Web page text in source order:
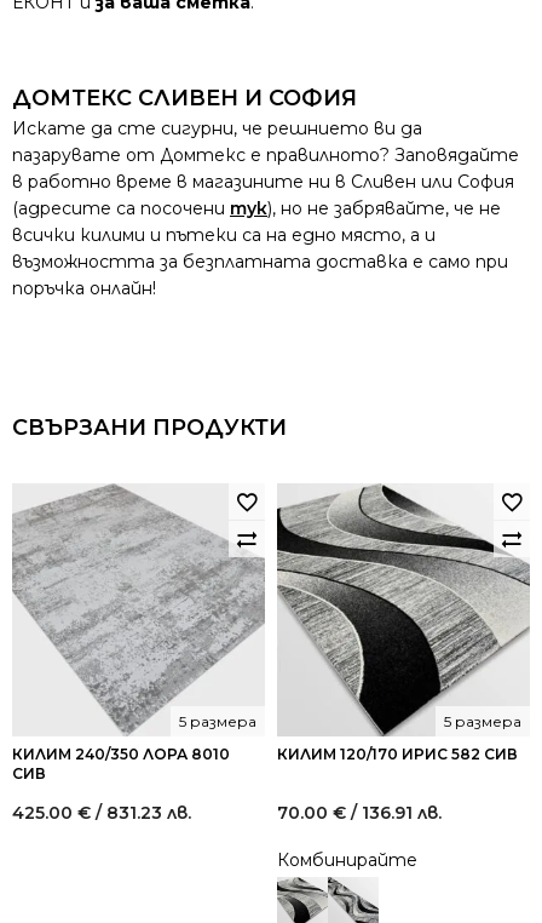
ДОМТЕКС СЛИВЕН И СОФИЯ
Искате да сте сигурни, че решнието ви да
пазарувате от Домтекс е правилното? Заповядайте
в работно време в магазините ни в Сливен или София
(адресите са посочени тук), но не забрявайте, че не
всички килими и пътеки са на едно място, а и
възможността за безплатната доставка е само при
поръчка онлайн!
СВЪРЗАНИ ПРОДУКТИ
КИЛИМ 240/350 ЛОРА 8010
СИВ
5 размера
425.00 € / 831.23 лв.
КИЛИМ 120/170 ИРИС 582 СИВ
5 размера
70.00 € / 136.91 лв.
Комбинирайте